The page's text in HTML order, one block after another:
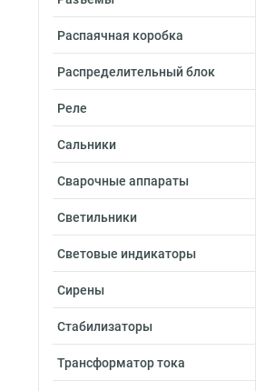
Распаячная коробка
Распределительный блок
Реле
Сальники
Сварочные аппараты
Светильники
Световые индикаторы
Сирены
Стабилизаторы
Трансформатор тока